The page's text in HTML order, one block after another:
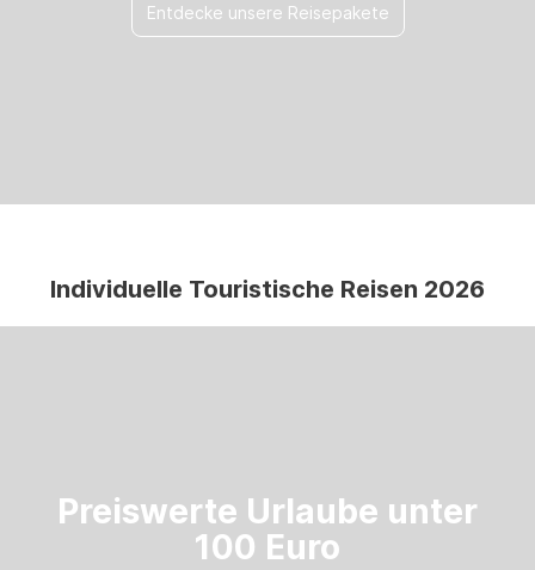
Entdecke unsere Reisepakete
Individuelle Touristische Reisen 2026
Preiswerte Urlaube unter
100 Euro